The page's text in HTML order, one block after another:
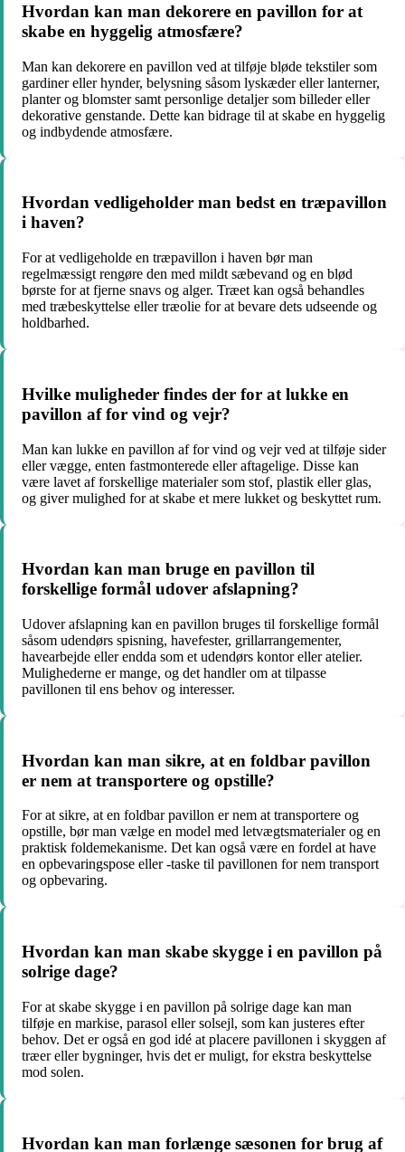
Hvordan kan man dekorere en pavillon for at
skabe en hyggelig atmosfære?
Man kan dekorere en pavillon ved at tilføje bløde tekstiler som
gardiner eller hynder, belysning såsom lyskæder eller lanterner,
planter og blomster samt personlige detaljer som billeder eller
dekorative genstande. Dette kan bidrage til at skabe en hyggelig
og indbydende atmosfære.
Hvordan vedligeholder man bedst en træpavillon
i haven?
For at vedligeholde en træpavillon i haven bør man
regelmæssigt rengøre den med mildt sæbevand og en blød
børste for at fjerne snavs og alger. Træet kan også behandles
med træbeskyttelse eller træolie for at bevare dets udseende og
holdbarhed.
Hvilke muligheder findes der for at lukke en
pavillon af for vind og vejr?
Man kan lukke en pavillon af for vind og vejr ved at tilføje sider
eller vægge, enten fastmonterede eller aftagelige. Disse kan
være lavet af forskellige materialer som stof, plastik eller glas,
og giver mulighed for at skabe et mere lukket og beskyttet rum.
Hvordan kan man bruge en pavillon til
forskellige formål udover afslapning?
Udover afslapning kan en pavillon bruges til forskellige formål
såsom udendørs spisning, havefester, grillarrangementer,
havearbejde eller endda som et udendørs kontor eller atelier.
Mulighederne er mange, og det handler om at tilpasse
pavillonen til ens behov og interesser.
Hvordan kan man sikre, at en foldbar pavillon
er nem at transportere og opstille?
For at sikre, at en foldbar pavillon er nem at transportere og
opstille, bør man vælge en model med letvægtsmaterialer og en
praktisk foldemekanisme. Det kan også være en fordel at have
en opbevaringspose eller -taske til pavillonen for nem transport
og opbevaring.
Hvordan kan man skabe skygge i en pavillon på
solrige dage?
For at skabe skygge i en pavillon på solrige dage kan man
tilføje en markise, parasol eller solsejl, som kan justeres efter
behov. Det er også en god idé at placere pavillonen i skyggen af
træer eller bygninger, hvis det er muligt, for ekstra beskyttelse
mod solen.
Hvordan kan man forlænge sæsonen for brug af